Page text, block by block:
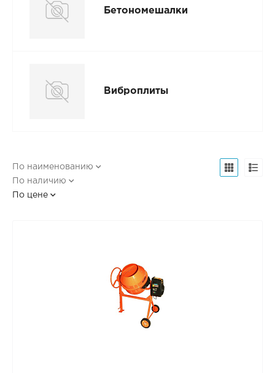
Бетономешалки
Виброплиты
По наименованию
По наличию
По цене